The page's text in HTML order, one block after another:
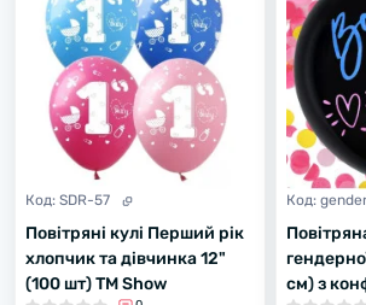
Код: SDR-57
Повітряні кулі Перший рік
хлопчик та дівчинка 12"
(100 шт) ТМ Show
Код:
см) з